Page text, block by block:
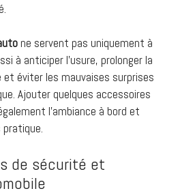
ne servent pas uniquement à
à anticiper l’usure, prolonger la
et éviter les mauvaises surprises
Ajouter quelques accessoires
l’ambiance à bord et
de sécurité et